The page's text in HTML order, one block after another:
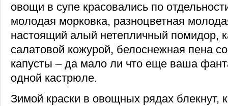
овощи в супе красовались по
молодая морковка, разноцветная
настоящий алый нетепличный помидор,
салатовой кожурой, белоснежная пена
капусты – да мало ли что еще ваша
одной кастрюле.
Зимой краски в овощных рядах блекнут,